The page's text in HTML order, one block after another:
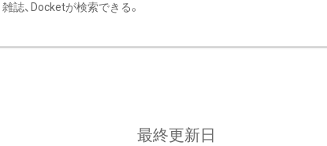
雑誌、Docketが検索できる。
最終更新日